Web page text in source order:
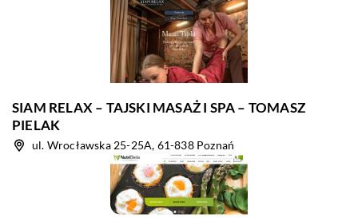
SIAM RELAX – TAJSKI MASAŻ I SPA – TOMASZ
PIELAK
ul. Wrocławska 25-25A, 61-838 Poznań